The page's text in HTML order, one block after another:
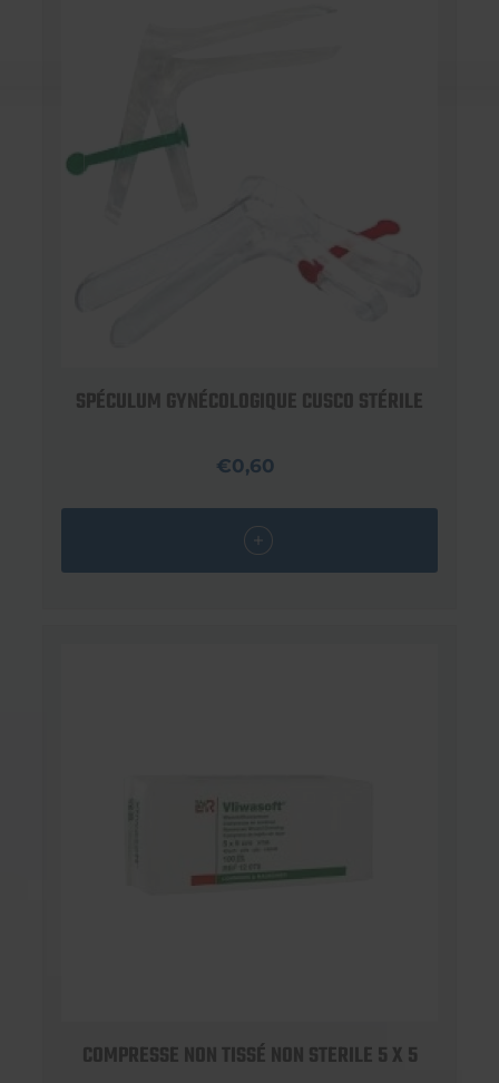
SPÉCULUM GYNÉCOLOGIQUE CUSCO STÉRILE
€0,60
COMPRESSE NON TISSÉ NON STERILE 5 X 5